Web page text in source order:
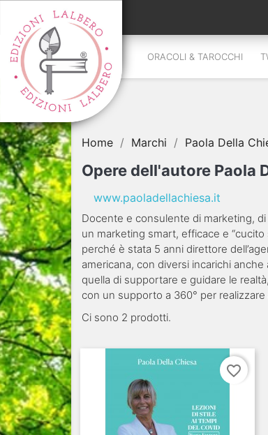
ORACOLI & TAROCCHI
Home Marchi Paola Della
Opere dell'autore Paola
www.paoladellachiesa.it
Docente e consulente di marketing,
un marketing smart, efficace e
perché è stata 5 anni direttore
americana, con diversi incarichi
quella di supportare e guidare le
con un supporto a 360° per
Ci sono 2 prodotti.
favorite_border